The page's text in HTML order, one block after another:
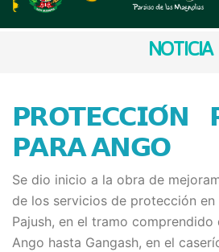
NOTICIA
𝗣𝗥𝗢𝗧𝗘𝗖𝗖𝗜𝗢́𝗡
𝗣𝗔𝗥𝗔 𝗔𝗡𝗚𝗢
Se dio inicio a la obra de
de los servicios de protección
Pajush, en el tramo comprendido
Ango hasta Gangash, en el